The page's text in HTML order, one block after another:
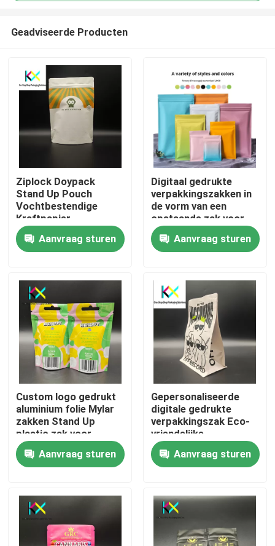
Thuis
Producten
Over ons
Fabriekstocht
Kwaliteitscontrole
Neem contact met ons op
Vraag een offerte
Plastic zakjes
Composteerbare verpakkingszakken
Geadviseerde Producten
Ziplock Doypack
Stand Up Pouch
Vochtbestendige
Kraftpapier
Voedselverpakkingszakken
Aanvraag sturen
Digitaal gedrukte
verpakkingszakken in
de vorm van een
opstaande zak voor
voedselopslag
Aanvraag sturen
Custom logo gedrukt
aluminium folie Mylar
zakken Stand Up
plastic zak voor
voedsel
Aanvraag sturen
Gepersonaliseerde
digitale gedrukte
verpakkingszak Eco-
vriendelijke
verpakkingszakken
EU-gecertificeerd
Aanvraag sturen